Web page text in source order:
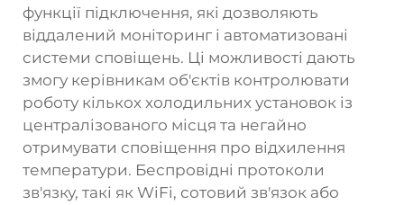
функції підключення, які дозволяють
віддалений моніторинг і автоматизовані
системи сповіщень. Ці можливості дають
змогу керівникам об'єктів контролювати
роботу кількох холодильних установок із
централізованого місця та негайно
отримувати сповіщення про відхилення
температури. Беспровідні протоколи
зв'язку, такі як WiFi, сотовий зв'язок або